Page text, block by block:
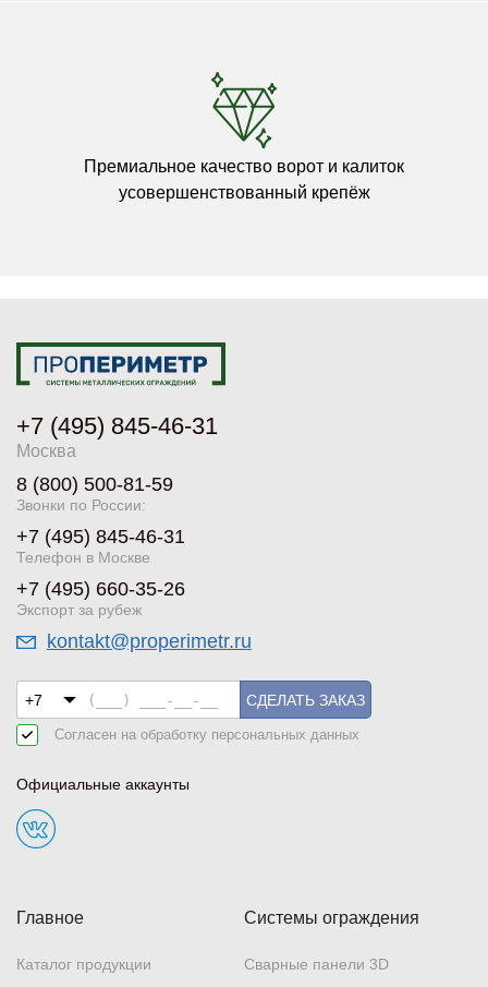
Премиальное качество ворот и калиток
усовершенствованный крепёж
Главное
Каталог продукции
Системы ограждения
Сварные панели 3D
+7 (495) 845-46-31
Москва
8 (800) 500-81-59
Звонки по России:
+7 (495) 845-46-31
Телефон в Москве
+7 (495) 660-35-26
Экспорт за рубеж
kontakt@properimetr.ru
СДЕЛАТЬ ЗАКАЗ
Согласен на обработку персональных данных
Официальные аккаунты